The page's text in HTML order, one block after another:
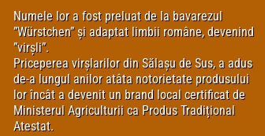
Numele lor a fost preluat de la bavarezul
”Würstchen” și adaptat limbii române, devenind
”virșli”.
Priceperea virșlarilor din Sălașu de Sus, a adus
de-a lungul anilor atâta notorietate produsului
lor încât a devenit un brand local certificat de
Ministerul Agriculturii ca Produs Tradițional
Atestat.